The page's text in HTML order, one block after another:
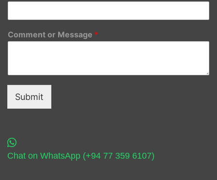
Comment or Message *
Submit
Chat on WhatsApp (+94 77 359 6107)